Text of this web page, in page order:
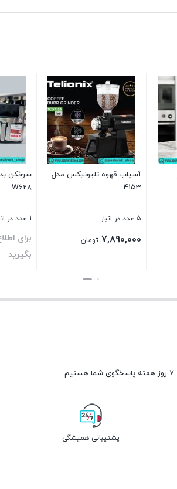
آسیاب قهوه تلیونیکس مدل
4153
5 عدد در انبار
7,890,000 تومان
سرخکن
W628
1 عدد در انبار
برای
بگیرید
پشتیبانی همیشگی